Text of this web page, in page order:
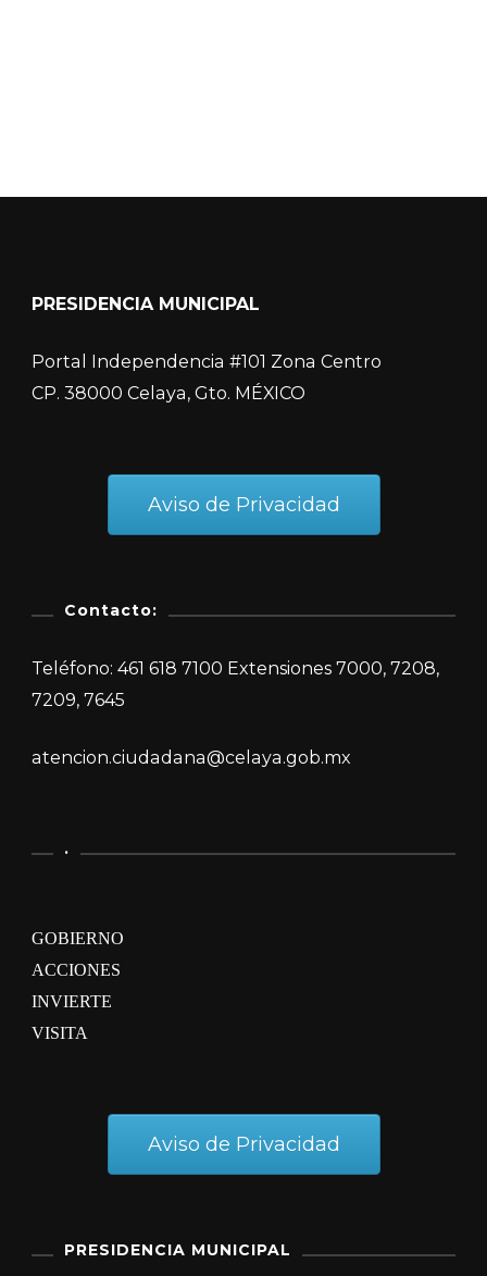
PRESIDENCIA MUNICIPAL
Portal Independencia #101 Zona Centro
CP. 38000 Celaya, Gto. MÉXICO
Aviso de Privacidad
Contacto:
Teléfono: 461 618 7100 Extensiones 7000, 7208,
7209, 7645
atencion.ciudadana@celaya.gob.mx
.
GOBIERNO
ACCIONES
INVIERTE
VISITA
Aviso de Privacidad
PRESIDENCIA MUNICIPAL